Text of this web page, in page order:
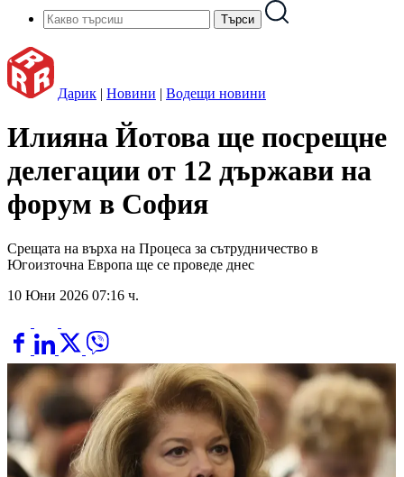
Дарик | Новини | Водещи новини
Илияна Йотова ще посрещне
делегации от 12 държави на
форум в София
Срещата на върха на Процеса за сътрудничество в
Югоизточна Европа ще се проведе днес
10 Юни 2026 07:16 ч.